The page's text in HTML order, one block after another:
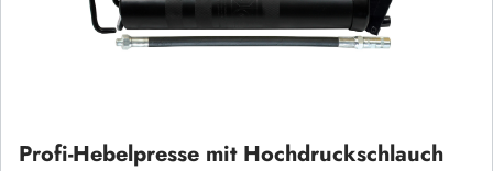
Profi-Hebelpresse mit Hochdruckschlauch